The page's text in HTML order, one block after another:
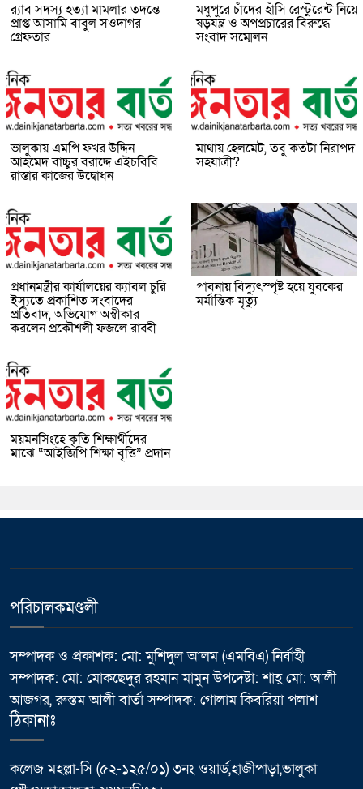
র‌্যাব সদস্য হত্যা মামলার তদন্তে
প্রাপ্ত আসামি বাবুল সওদাগর
গ্রেফতার
মধুপুরে চাঁদের হাঁসি রেস্টুরেন্ট নিয়ে
ষড়যন্ত্র ও অপপ্রচারের বিরুদ্ধে
সংবাদ সম্মেলন
ভালুকায় এমপি ফখর উদ্দিন
আহমেদ বাচ্চুর বরাদ্দে এইচবিবি
রাস্তার কাজের উদ্বোধন
মাথায় হেলমেট, তবু কতটা নিরাপদ
সহযাত্রী?
প্রধানমন্ত্রীর কার্যালয়ের ক্যাবল চুরি
ইস্যুতে প্রকাশিত সংবাদের
প্রতিবাদ, অভিযোগ অস্বীকার
করলেন প্রকৌশলী ফজলে রাব্বী
পাবনায় বিদ্যুৎস্পৃষ্ট হয়ে যুব‌কের
মর্মান্তিক মৃত্যু
ময়মনসিংহে কৃতি শিক্ষার্থীদের
মাঝে “আইজিপি শিক্ষা বৃত্তি” প্রদান
পরিচালকমণ্ডলী
সম্পাদক ও প্রকাশক: মো: মুশিদুল আলম (এমবিএ) নির্বাহী
সম্পাদক: মো: মোকছেদুর রহমান মামুন উপদেষ্টা: শাহ্ মো: আলী
আজগর, রুস্তম আলী বার্তা সম্পাদক: গোলাম কিবরিয়া পলাশ
ঠিকানাঃ
কলেজ মহল্লা-সি (৫২-১২৫/০১) ৩নং ওয়ার্ড,হাজীপাড়া,ভালুকা